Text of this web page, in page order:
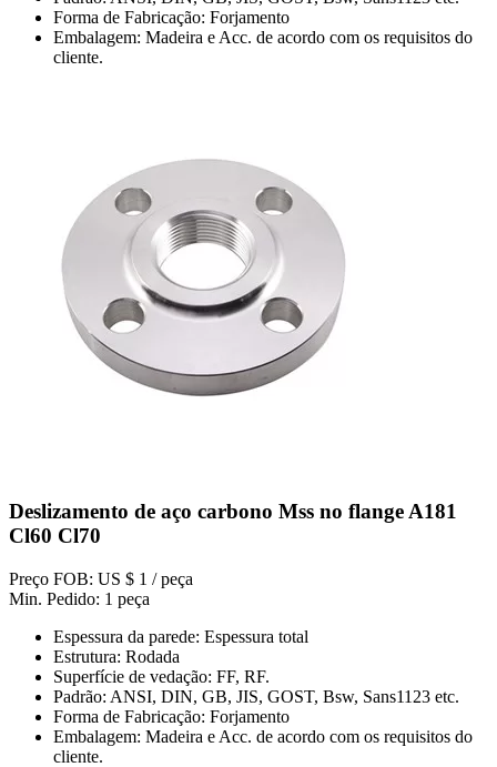
Forma de Fabricação: Forjamento
Embalagem: Madeira e Acc. de acordo com os requisitos do
cliente.
Deslizamento de aço carbono Mss no flange A181
Cl60 Cl70
Preço FOB: US $ 1 / peça
Min. Pedido: 1 peça
Espessura da parede: Espessura total
Estrutura: Rodada
Superfície de vedação: FF, RF.
Padrão: ANSI, DIN, GB, JIS, GOST, Bsw, Sans1123 etc.
Forma de Fabricação: Forjamento
Embalagem: Madeira e Acc. de acordo com os requisitos do
cliente.